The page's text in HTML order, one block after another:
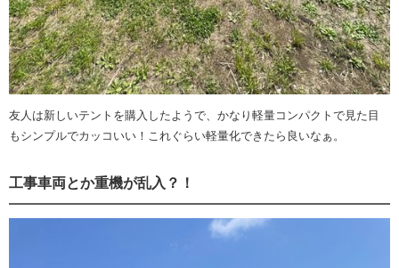
友人は新しいテントを購入したようで、かなり軽量コンパクトで見た目
もシンプルでカッコいい！これぐらい軽量化できたら良いなぁ。
工事車両とか重機が乱入？！